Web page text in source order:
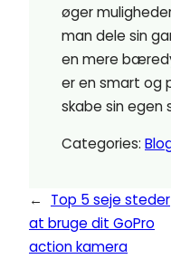
øger
man dele sin
en mere
er en smart og
skabe sin egen
Categories:
←
Top 5 seje steder
at bruge dit GoPro
action kamera